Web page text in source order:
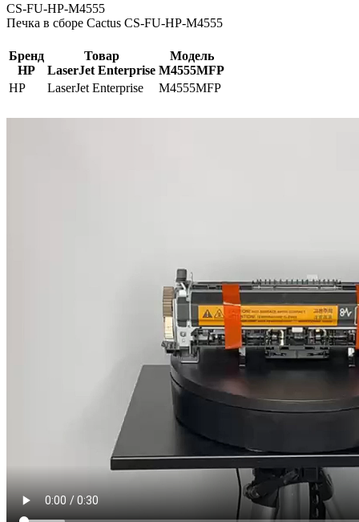
CS-FU-HP-M4555
Печка в сборе Cactus CS-FU-HP-M4555
Бренд
HP
Товар
LaserJet Enterprise
Модель
M4555MFP
HP
LaserJet Enterprise M4555MFP